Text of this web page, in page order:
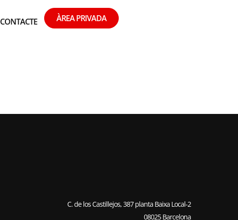
CONTACTE ÀREA PRIVADA
C. de los Castillejos, 387 planta Baixa Local-2
08025 Barcelona